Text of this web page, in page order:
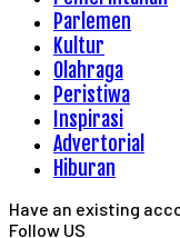
Parlemen
Kultur
Olahraga
Peristiwa
Inspirasi
Advertorial
Hiburan
Have an existing
Follow US